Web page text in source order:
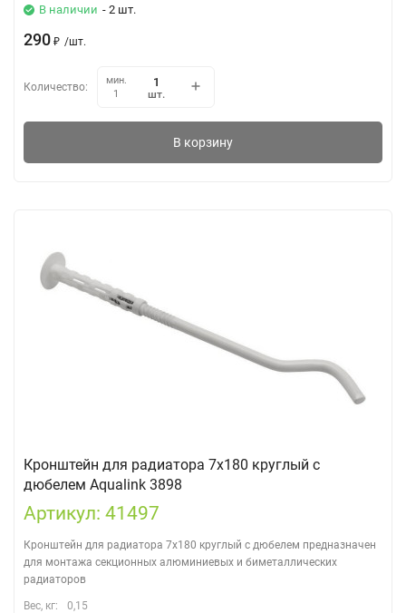
В наличии - 2 шт.
290 ₽ /шт.
Количество:
мин.
1
шт.
В корзину
Кронштейн для радиатора 7х180 круглый с
дюбелем Aqualink 3898
Артикул: 41497
Кронштейн для радиатора 7х180 круглый с дюбелем предназначен
для монтажа секционных алюминиевых и биметаллических
радиаторов
Вес, кг:
0,15